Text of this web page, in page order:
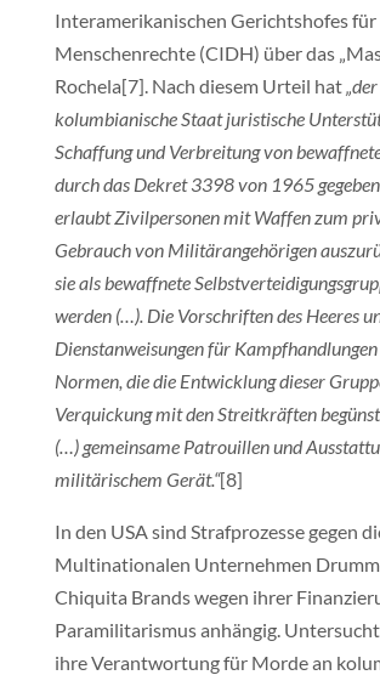
Interamerikanischen Gerichtshofes für
Menschenrechte (CIDH) über das
Rochela[7]. Nach diesem Urteil hat„der
kolumbianische Staat juristische
Schaffung und Verbreitung von
durch das Dekret 3398 von 1965
erlaubt Zivilpersonen mit Waffen zum
Gebrauch von Militärangehörigen
sie als bewaffnete
werden (…). Die Vorschriften des Heeres
Dienstanweisungen für
Normen, die die Entwicklung dieser
Verquickung mit den Streitkräften
(…) gemeinsame Patrouillen und
militärischem Gerät.“[8]
In den USA sind Strafprozesse gegen
Multinationalen Unternehmen
Chiquita Brands wegen ihrer
Paramilitarismus anhängig.
ihre Verantwortung für Morde an